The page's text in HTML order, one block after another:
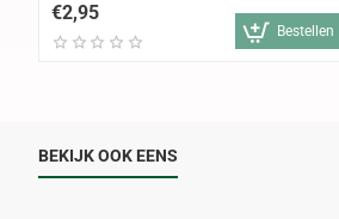
€2,95
Bestellen
BEKIJK OOK EENS